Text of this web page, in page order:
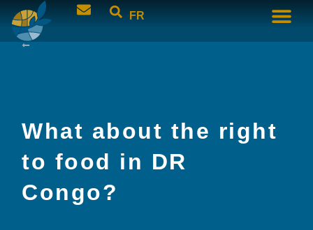
FR
What about the right
to food in DR
Congo?